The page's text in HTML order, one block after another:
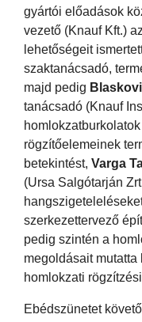
gyártói előadások
vezető (Knauf Kft.)
lehetőségeit
szaktanácsadó,
majd pedig
tanácsadó (Knauf
rögzítőelemeinek
betekintést, Varga
(Ursa Salgótarján
szerkezettervező
pedig szintén a
megoldásait
homlokzati
Ebédszünetet